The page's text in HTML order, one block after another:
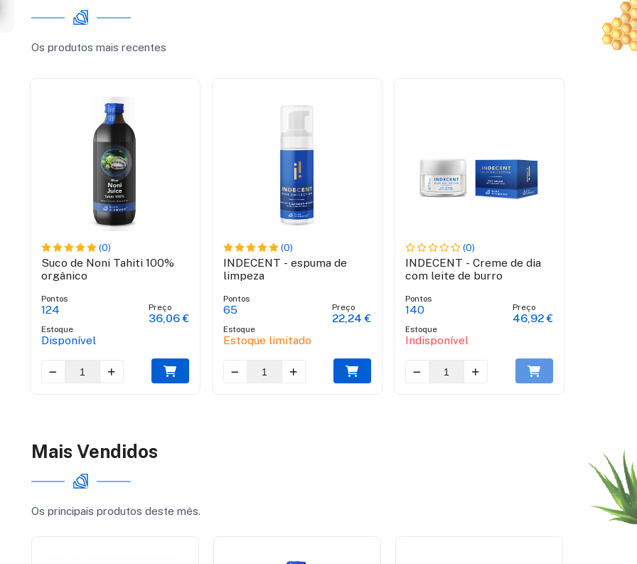
Os produtos mais recentes
(0)
Suco de Noni Tahiti 100%
orgânico
Pontos
124
Estoque
Disponível
Preço
36,06 €
(0)
INDECENT - espuma de
limpeza
Pontos
65
Estoque
Estoque limitado
Preço
22,24 €
(0)
INDECENT - Creme de dia
com leite de burro
Pontos
140
Estoque
Indisponível
Preço
46,92 €
Mais Vendidos
Os principais produtos deste mês.